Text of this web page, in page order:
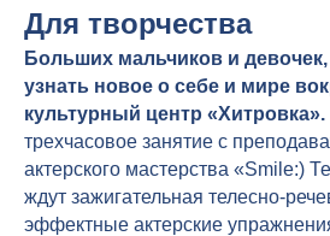
Для творчества
Больших мальчиков и
узнать новое о себе и мире
культурный центр «Хитровка».
трехчасовое занятие с
актерского мастерства «Smile:)
ждут зажигательная телесно-
эффектные актерские